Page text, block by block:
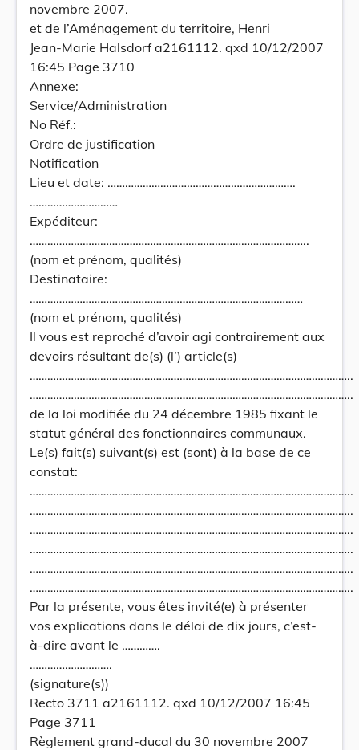
novembre 2007.
et de l’Aménagement du territoire, Henri
Jean-Marie Halsdorf a2161112. qxd 10/12/2007
16:45 Page 3710
Annexe:
Service/Administration
No Réf.:
Ordre de justification
Notification
Lieu et date: ……………………………………………………….
…………………………
Expéditeur:
…………………………………………………………………………………..
(nom et prénom, qualités)
Destinataire:
…………………………………………………………………………………
(nom et prénom, qualités)
Il vous est reproché d’avoir agi contrairement aux
devoirs résultant de(s) (l’) article(s)
………………………………………………………………………………………………..
………………………………………………………………………………………………..
de la loi modifiée du 24 décembre 1985 fixant le
statut général des fonctionnaires communaux.
Le(s) fait(s) suivant(s) est (sont) à la base de ce
constat:
………………………………………………………………………………………………..
………………………………………………………………………………………………..
………………………………………………………………………………………………..
………………………………………………………………………………………………..
………………………………………………………………………………………………..
………………………………………………………………………………………………..
Par la présente, vous êtes invité(e) à présenter
vos explications dans le délai de dix jours, c’est-
à-dire avant le ………….
……………………….
(signature(s))
Recto 3711 a2161112. qxd 10/12/2007 16:45
Page 3711
Règlement grand-ducal du 30 novembre 2007